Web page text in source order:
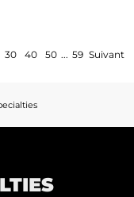
30 40 50 ... 59 Suivant